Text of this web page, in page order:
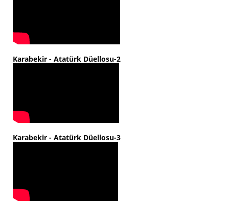
Karabekir - Atatürk Düellosu-2
Karabekir - Atatürk Düellosu-3